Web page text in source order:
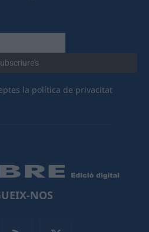
la política de privacitat
NOS